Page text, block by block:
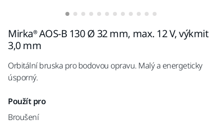
Mirka® AOS-B 130 Ø 32 mm, max. 12 V, výkmit
3,0 mm
Orbitální bruska pro bodovou opravu. Malý a energeticky
úsporný.
Použít pro
Broušení